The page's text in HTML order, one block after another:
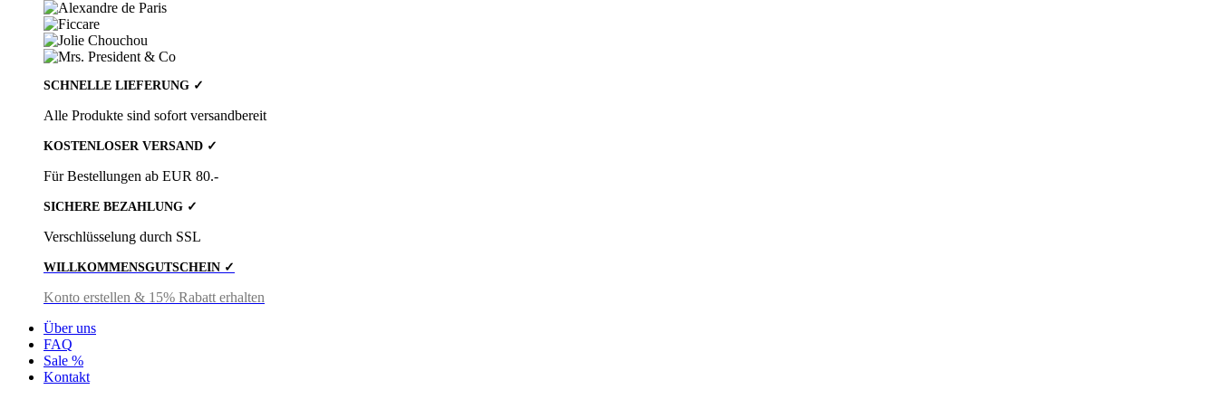
SCHNELLE LIEFERUNG ✓
Alle Produkte sind sofort versandbereit
KOSTENLOSER VERSAND ✓
Für Bestellungen ab EUR 80.-
SICHERE BEZAHLUNG ✓
Verschlüsselung durch SSL
WILLKOMMENSGUTSCHEIN ✓
Konto erstellen & 15% Rabatt erhalten
Über uns
FAQ
Sale %
Kontakt